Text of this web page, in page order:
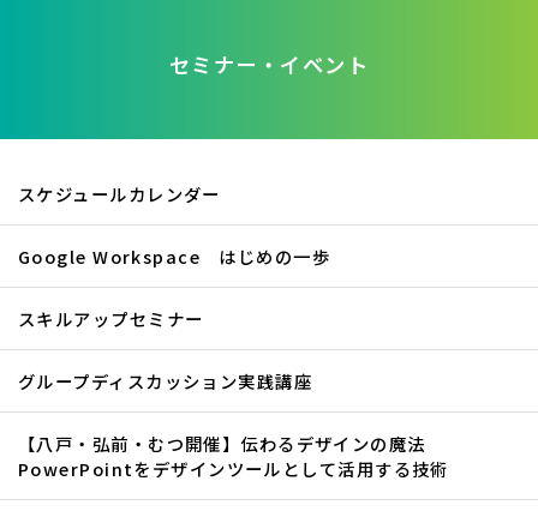
セミナー・イベント
スケジュールカレンダー
Google Workspace はじめの一歩
スキルアップセミナー
グループディスカッション実践講座
【八戸・弘前・むつ開催】伝わるデザインの魔法
PowerPointをデザインツールとして活用する技術